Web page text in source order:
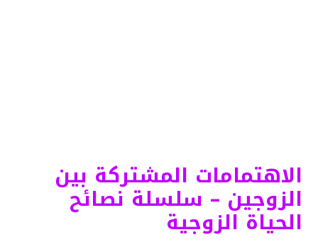
الاهتمامات المشتركة بين
الزوجين – سلسلة نصائح
الحياة الزوجية